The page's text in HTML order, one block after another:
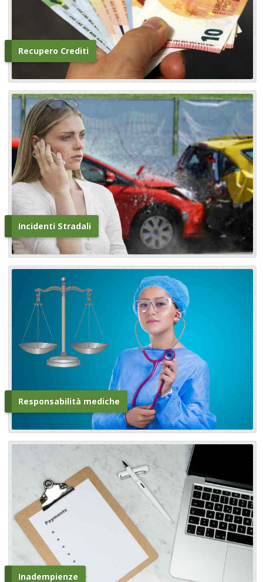
Recupero Crediti
Incidenti Stradali
Responsabilità mediche
Inadempienze